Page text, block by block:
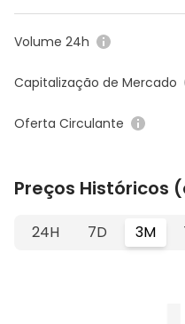
Volume 24h
Capitalização de Mercado
Oferta Circulante
Preços Históricos
24H 7D 3M